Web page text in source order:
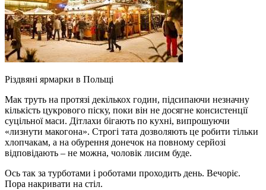
Різдвяні ярмарки в Польщі
Мак труть на протязі декількох годин, підсипаючи незначну
кількість цукрового піску, поки він не досягне консистенції
суцільної маси. Дітлахи бігають по кухні, випрошуючи
«лизнути макогона». Строгі тата дозволяють це робити тільки
хлопчакам, а на обурення донечок на повному серйозі
відповідають – не можна, чоловік лисим буде.
Ось так за турботами і роботами проходить день. Вечоріє.
Пора накривати на стіл.